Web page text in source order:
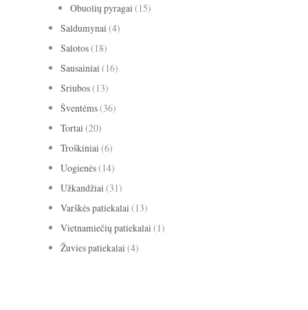
Obuolių pyragai (15)
Saldumynai (4)
Salotos(18)
Sausainiai (16)
Sriubos(13)
Šventėms(36)
Tortai (20)
Troškiniai (6)
Uogienės(14)
Užkandžiai (31)
Varškės patiekalai (13)
Vietnamiečių patiekalai (1)
Žuvies patiekalai (4)